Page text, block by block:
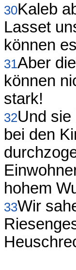
30Kaleb
Lasset
können
31Aber
können
stark!
32Und sie
bei den
hohem
33Wir